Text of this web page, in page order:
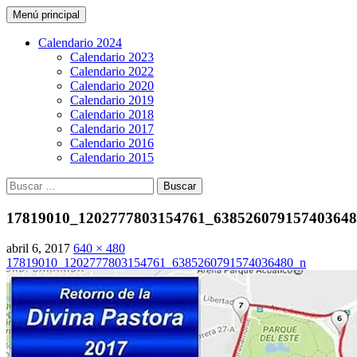
CarreraPro Venezuela
Buscar
Menú principal Saltar
al
contenido
Calendario 2024
Calendario 2023
Calendario 2022
Calendario 2020
Calendario 2019
Calendario 2018
Calendario 2017
Calendario 2016
Calendario 2015
Buscar:
abril 6, 2017 640 × 480
17819010_1202777803154761_6385260791574036480_n